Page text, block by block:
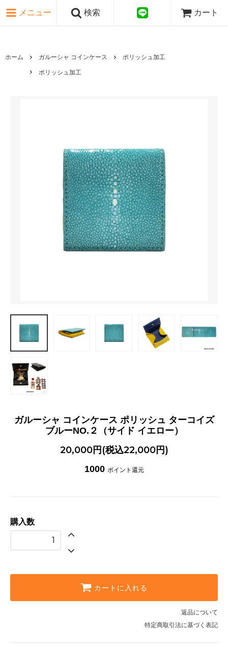
メニュー 検索 カート
ホーム ガルーシャ コインケース ポリッシュ加工
ポリッシュ加工
ガルーシャ コインケース ポリッシュ ターコイズ
ブルーNO.２（サイド イエロー）
20,000円(税込22,000円)
1000 ポイント還元
購入数
カートに入れる
返品について
特定商取引法に基づく表記
ピンク・レッド系
ゴールド・シルバー系
国旗シリーズ
日本伝文様シリーズ